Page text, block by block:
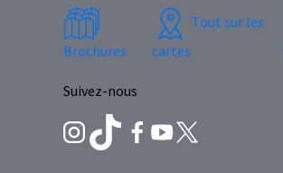
Brochures
Tout sur les
cartes
Suivez-nous